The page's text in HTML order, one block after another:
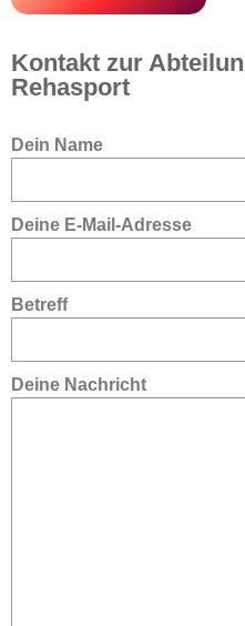
Kontakt zur
Rehasport
Bitte lasse dieses Feld leer.
Dein Name
Deine E-Mail-Adresse
Betreff
Deine Nachricht